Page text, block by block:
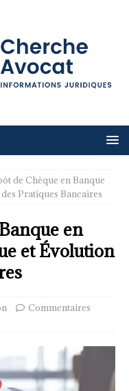
de Chèque en Banque
Pratiques Bancaires
en
et Évolution
Commentaires